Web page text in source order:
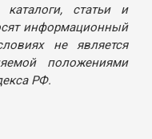
статьи и
информационный
не является
положениями
РФ.